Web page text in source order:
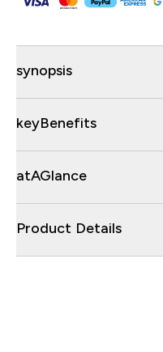
synopsis
keyBenefits
atAGlance
Product Details